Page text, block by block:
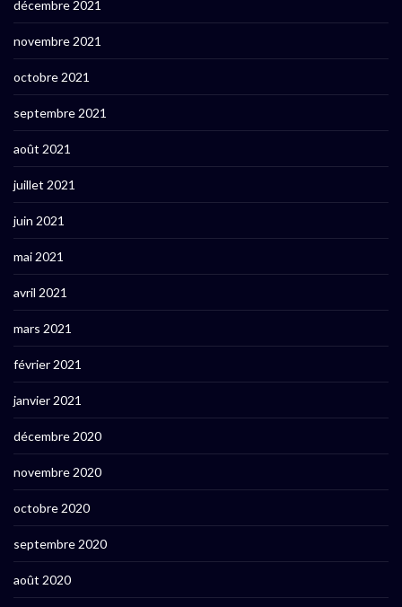
décembre 2021
novembre 2021
octobre 2021
septembre 2021
août 2021
juillet 2021
juin 2021
mai 2021
avril 2021
mars 2021
février 2021
janvier 2021
décembre 2020
novembre 2020
octobre 2020
septembre 2020
août 2020